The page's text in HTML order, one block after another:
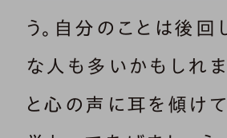
う。自分のことは後回
な人も多いかもしれ
と心の声に耳を傾けて